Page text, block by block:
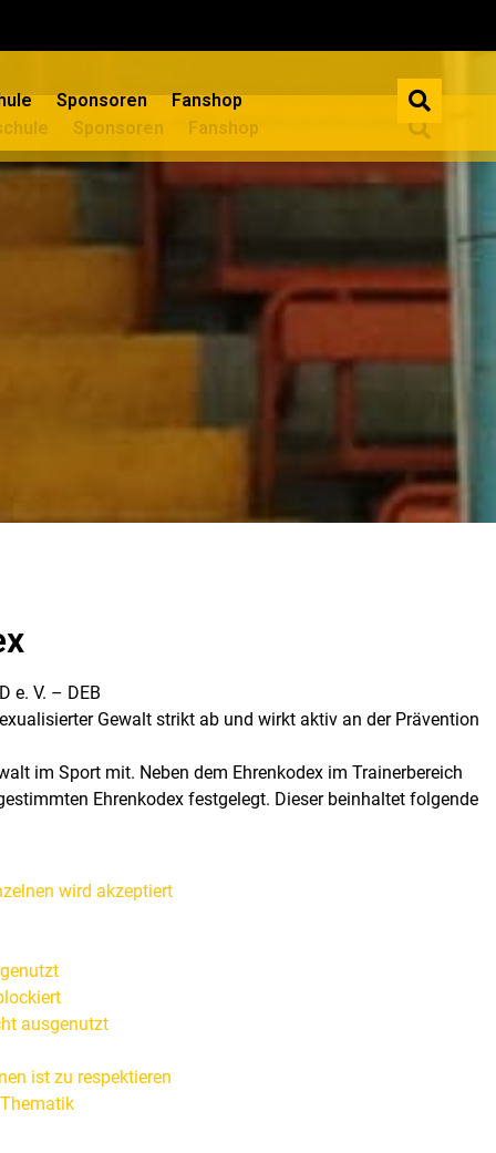
Sponsoren
Fanshop
Sponsoren Fanshop
e. V. – DEB
Gewalt strikt ab und wirkt aktiv an der Prävention
im Sport mit. Neben dem Ehrenkodex im Trainerbereich
Ehrenkodex festgelegt. Dieser beinhaltet folgende
wird akzeptiert
ausgenutzt
ist zu respektieren